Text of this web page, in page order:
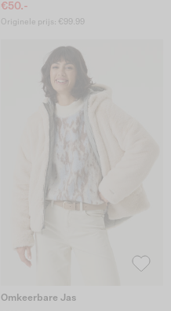
€50.-
Originele prijs: €99.99
Omkeerbare Jas